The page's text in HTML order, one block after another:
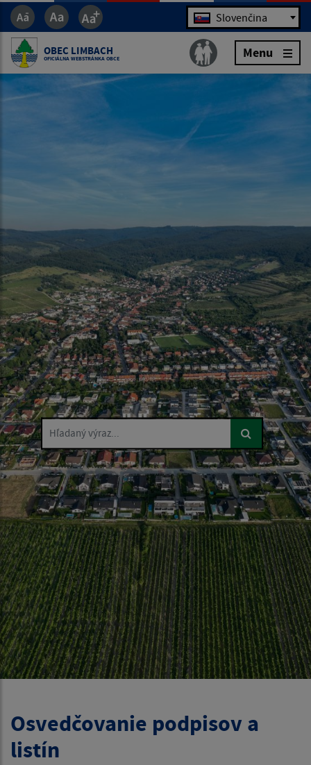
Jazyk Slovenčina
OBEC LIMBACH
OFICIÁLNA WEBSTRÁNKA OBCE Menu
Hľadaný výraz...
Osvedčovanie podpisov a
listín